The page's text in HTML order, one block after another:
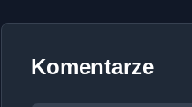
Komentarze